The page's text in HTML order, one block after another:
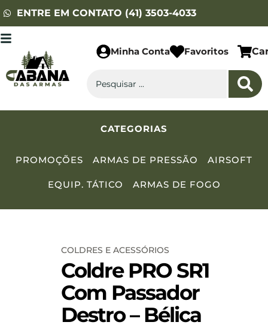
ENTRE EM CONTATO (41) 3503-4033
Minha Conta Favoritos
CATEGORIAS
PROMOÇÕES ARMAS DE PRESSÃO AIRSOFT
EQUIP. TÁTICO ARMAS DE FOGO
COLDRES E ACESSÓRIOS
Coldre PRO SR1
Com Passador
Destro – Bélica